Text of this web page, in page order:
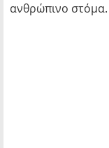
ανθρώπινο στόμα.